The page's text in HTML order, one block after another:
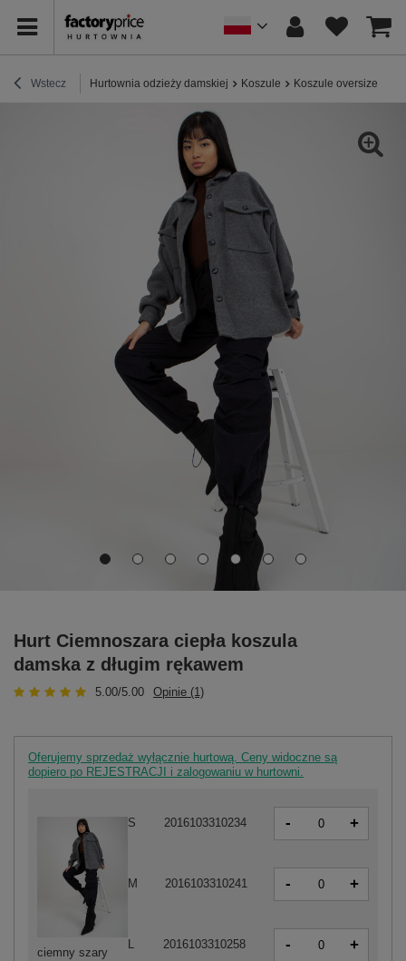
Wstecz Hurtownia odzieży damskiej Koszule Koszule oversize
Hurt Ciemnoszara ciepła koszula
damska z długim rękawem
5.00/5.00 Opinie (1)
Oferujemy sprzedaż wyłącznie hurtową. Ceny widoczne są
dopiero po REJESTRACJI i zalogowaniu w hurtowni.
ciemny szary
S 2016103310234 - +
M 2016103310241 - +
L 2016103310258 - +